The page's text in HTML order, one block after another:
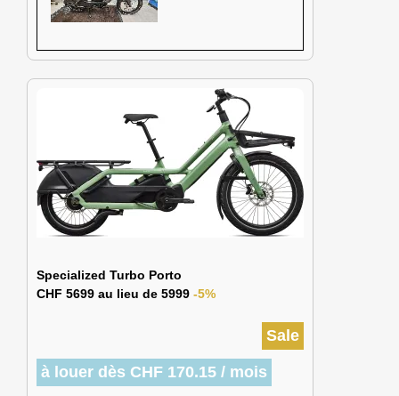
Specialized Turbo Porto
CHF 5699 au lieu de 5999 -5%
Sale
à louer dès CHF 170.15 / mois